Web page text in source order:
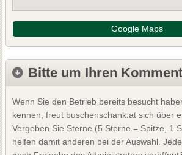
Google Maps
Bitte um Ihren
Wenn Sie den Betrieb bereits besucht
kennen, freut buschenschank.at sich über
Vergeben Sie Sterne (5 Sterne = Spitze, 1
helfen damit anderen bei der Auswahl.